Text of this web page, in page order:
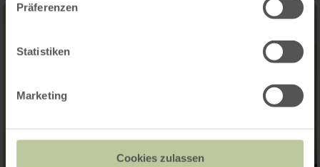
Präferenzen
Statistiken
Marketing
Cookies zulassen